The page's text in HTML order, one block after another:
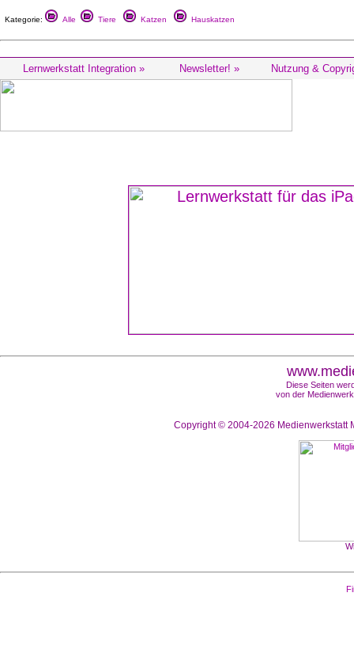
Kategorie: Alle Tiere Katzen Hauskatzen
Lernwerkstatt Integration » Newsletter! » Nutzung &
Diese Seiten
von der
Copyright © 2004-2026 Medienwerkstatt